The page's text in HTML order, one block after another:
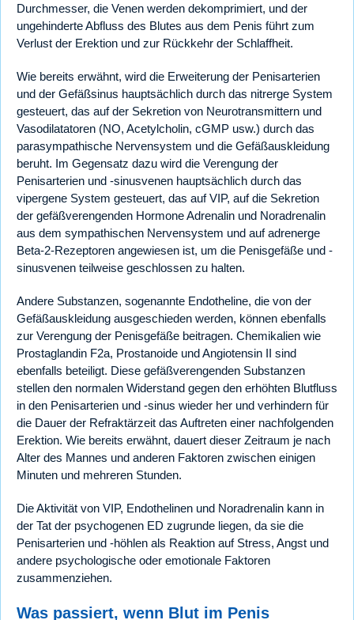
Durchmesser, die Venen werden dekomprimiert, und der
ungehinderte Abfluss des Blutes aus dem Penis führt zum
Verlust der Erektion und zur Rückkehr der Schlaffheit.
Wie bereits erwähnt, wird die Erweiterung der Penisarterien
und der Gefäßsinus hauptsächlich durch das nitrerge System
gesteuert, das auf der Sekretion von Neurotransmittern und
Vasodilatatoren (NO, Acetylcholin, cGMP usw.) durch das
parasympathische Nervensystem und die Gefäßauskleidung
beruht. Im Gegensatz dazu wird die Verengung der
Penisarterien und -sinusvenen hauptsächlich durch das
vipergene System gesteuert, das auf VIP, auf die Sekretion
der gefäßverengenden Hormone Adrenalin und Noradrenalin
aus dem sympathischen Nervensystem und auf adrenerge
Beta-2-Rezeptoren angewiesen ist, um die Penisgefäße und -
sinusvenen teilweise geschlossen zu halten.
Andere Substanzen, sogenannte Endotheline, die von der
Gefäßauskleidung ausgeschieden werden, können ebenfalls
zur Verengung der Penisgefäße beitragen. Chemikalien wie
Prostaglandin F2a, Prostanoide und Angiotensin II sind
ebenfalls beteiligt. Diese gefäßverengenden Substanzen
stellen den normalen Widerstand gegen den erhöhten Blutfluss
in den Penisarterien und -sinus wieder her und verhindern für
die Dauer der Refraktärzeit das Auftreten einer nachfolgenden
Erektion. Wie bereits erwähnt, dauert dieser Zeitraum je nach
Alter des Mannes und anderen Faktoren zwischen einigen
Minuten und mehreren Stunden.
Die Aktivität von VIP, Endothelinen und Noradrenalin kann in
der Tat der psychogenen ED zugrunde liegen, da sie die
Penisarterien und -höhlen als Reaktion auf Stress, Angst und
andere psychologische oder emotionale Faktoren
zusammenziehen.
Was passiert, wenn Blut im Penis